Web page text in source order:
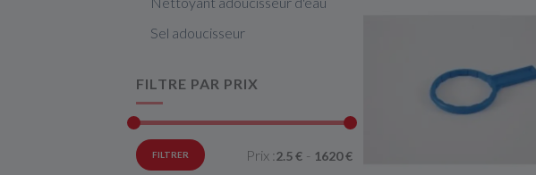
Sel adoucisseur
FILTRE PAR PRIX
FILTRER Prix :2.5€ - 1620€